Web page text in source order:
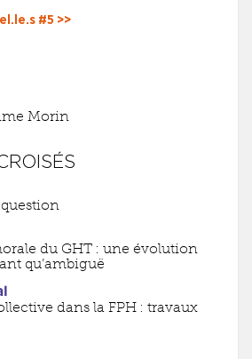
#5 >>
Morin
question
du GHT : une évolution
qu’ambiguë
dans la FPH : travaux